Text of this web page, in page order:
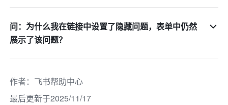
问：为什么我在链接中设置了隐藏问题，表单中仍然
展示了该问题？
作者： 飞书帮助中心
最后更新于2025/11/17